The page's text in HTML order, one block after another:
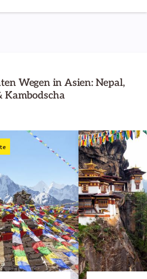
Wegen in Asien: Nepal,
Kambodscha